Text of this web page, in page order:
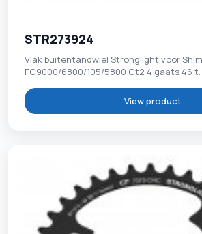
STR273924
Vlak buitentandwiel Stronglight voor
FC9000/6800/105/5800 Ct2 4 gaats 46 t.
View product